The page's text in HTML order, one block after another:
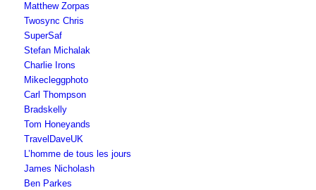
Matthew Zorpas
Twosync Chris
SuperSaf
Stefan Michalak
Charlie Irons
Mikecleggphoto
Carl Thompson
Bradskelly
Tom Honeyands
TravelDaveUK
L’homme de tous les jours
James Nicholash
Ben Parkes